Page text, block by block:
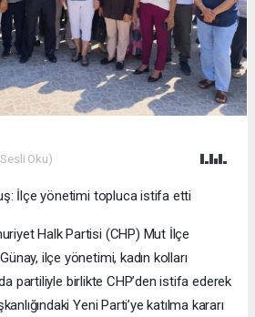
Oku)
İlçe yönetimi topluca istifa etti
Halk Partisi (CHP) Mut İlçe
ilçe yönetimi, kadın kolları
partiliyle birlikte CHP’den istifa ederek
Yeni Parti’ye katılma kararı